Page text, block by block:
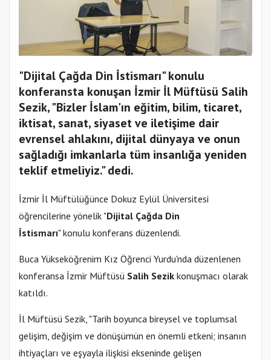
"Dijital Çağda Din İstismarı" konulu
konferansta konuşan İzmir İl Müftüsü Salih
Sezik, "Bizler İslam'ın eğitim, bilim, ticaret,
iktisat, sanat, siyaset ve iletişime dair
evrensel ahlakını, dijital dünyaya ve onun
sağladığı imkanlarla tüm insanlığa yeniden
teklif etmeliyiz." dedi.
İzmir İl Müftülüğünce Dokuz Eylül Üniversitesi
öğrencilerine yönelik "Dijital Çağda Din
İstismarı" konulu konferans düzenlendi.
Buca Yükseköğrenim Kız Öğrenci Yurdu'nda düzenlenen
konferansa İzmir Müftüsü Salih Sezik konuşmacı olarak
katıldı.
İl Müftüsü Sezik, "Tarih boyunca bireysel ve toplumsal
gelişim, değişim ve dönüşümün en önemli etkeni; insanın
ihtiyaçları ve eşyayla ilişkisi ekseninde gelişen